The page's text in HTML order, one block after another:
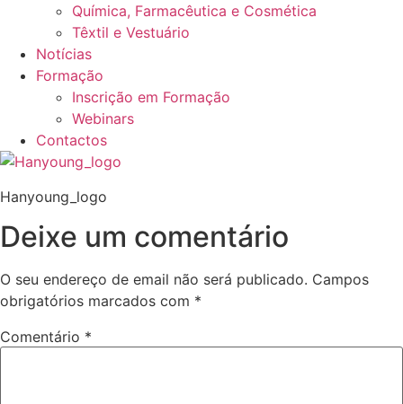
Química, Farmacêutica e Cosmética
Têxtil e Vestuário
Notícias
Formação
Inscrição em Formação
Webinars
Contactos
Hanyoung_logo
Deixe um comentário
O seu endereço de email não será publicado. Campos
obrigatórios marcados com *
Comentário *